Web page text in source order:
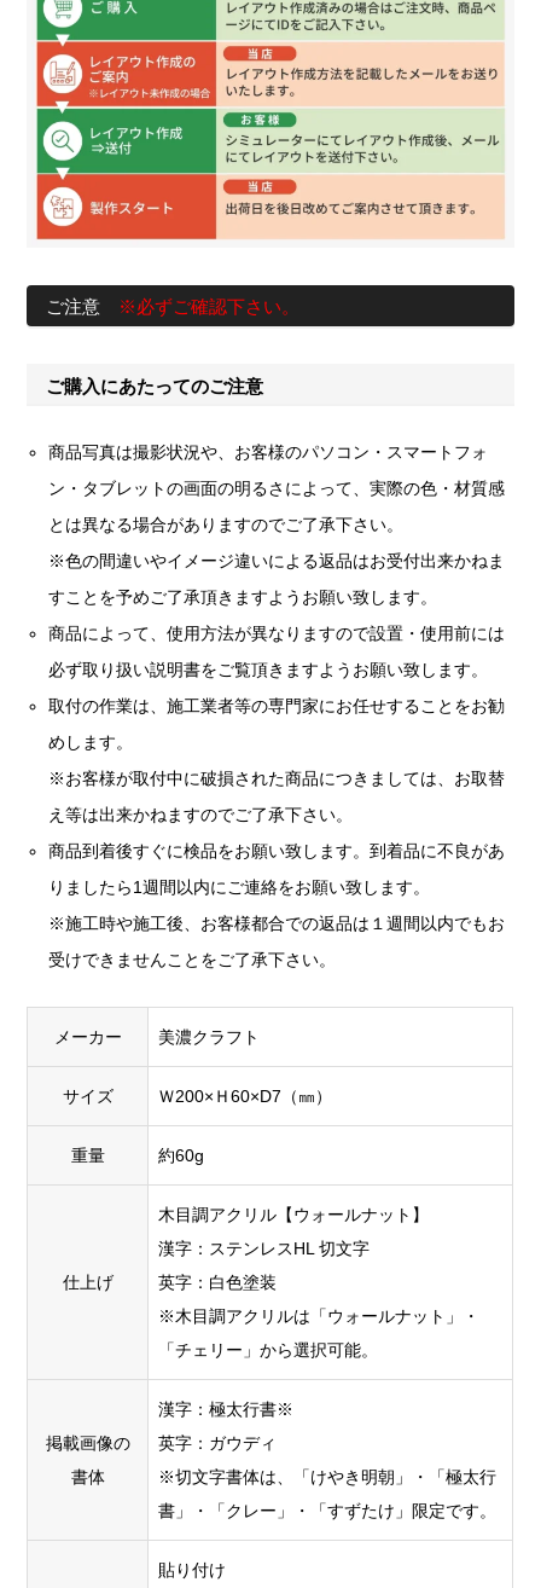
ご注意 ※必ずご確認下さい。
ご購入にあたってのご注意
商品写真は撮影状況や、お客様のパソコン・スマートフォ
ン・タブレットの画面の明るさによって、実際の色・材質感
とは異なる場合がありますのでご了承下さい。
※色の間違いやイメージ違いによる返品はお受付出来かねま
すことを予めご了承頂きますようお願い致します。
商品によって、使用方法が異なりますので設置・使用前には
必ず取り扱い説明書をご覧頂きますようお願い致します。
取付の作業は、施工業者等の専門家にお任せすることをお勧
めします。
※お客様が取付中に破損された商品につきましては、お取替
え等は出来かねますのでご了承下さい。
商品到着後すぐに検品をお願い致します。到着品に不良があ
りましたら1週間以内にご連絡をお願い致します。
※施工時や施工後、お客様都合での返品は１週間以内でもお
受けできませんことをご了承下さい。
メーカー 美濃クラフト
サイズ Ｗ200×Ｈ60×D7（㎜）
重量 約60g
仕上げ
木目調アクリル【ウォールナット】
漢字：ステンレスHL 切文字
英字：白色塗装
※木目調アクリルは「ウォールナット」・
「チェリー」から選択可能。
掲載画像の
書体
漢字：極太行書※
英字：ガウディ
※切文字書体は、「けやき明朝」・「極太行
書」・「クレー」・「すずたけ」限定です。
貼り付け